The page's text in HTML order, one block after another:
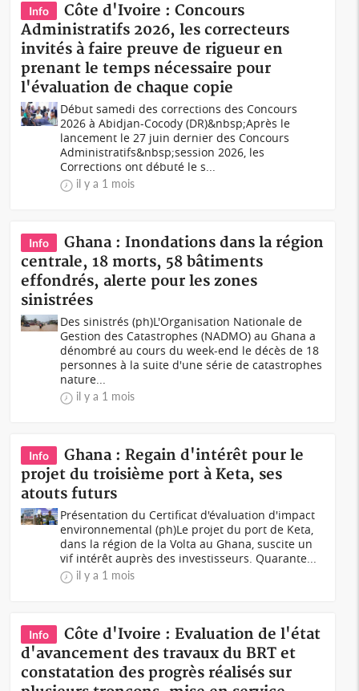
Info
Côte d'Ivoire : Concours
Administratifs 2026, les correcteurs
invités à faire preuve de rigueur en
prenant le temps nécessaire pour
l'évaluation de chaque copie
Début samedi des corrections des Concours
2026 à Abidjan-Cocody (DR)&nbsp;Après le
lancement le 27 juin dernier des Concours
Administratifs&nbsp;session 2026, les
Corrections ont débuté le s...
il y a 1 mois
Info
Ghana : Inondations dans la région
centrale, 18 morts, 58 bâtiments
effondrés, alerte pour les zones
sinistrées
Des sinistrés (ph)L'Organisation Nationale de
Gestion des Catastrophes (NADMO) au Ghana a
dénombré au cours du week-end le décès de 18
personnes à la suite d'une série de catastrophes
nature...
il y a 1 mois
Info
Ghana : Regain d'intérêt pour le
projet du troisième port à Keta, ses
atouts futurs
Présentation du Certificat d'évaluation d'impact
environnemental (ph)Le projet du port de Keta,
dans la région de la Volta au Ghana, suscite un
vif intérêt auprès des investisseurs. Quarante...
il y a 1 mois
Info
Côte d'Ivoire : Evaluation de l'état
d'avancement des travaux du BRT et
constatation des progrès réalisés sur